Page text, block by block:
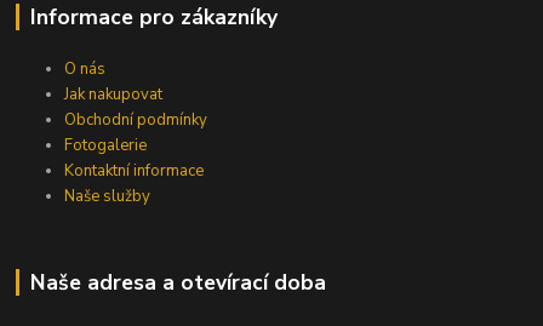
Informace pro zákazníky
O nás
Jak nakupovat
Obchodní podmínky
Fotogalerie
Kontaktní informace
Naše služby
Naše adresa a otevírací doba